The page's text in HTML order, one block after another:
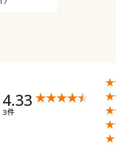
4.33
3件